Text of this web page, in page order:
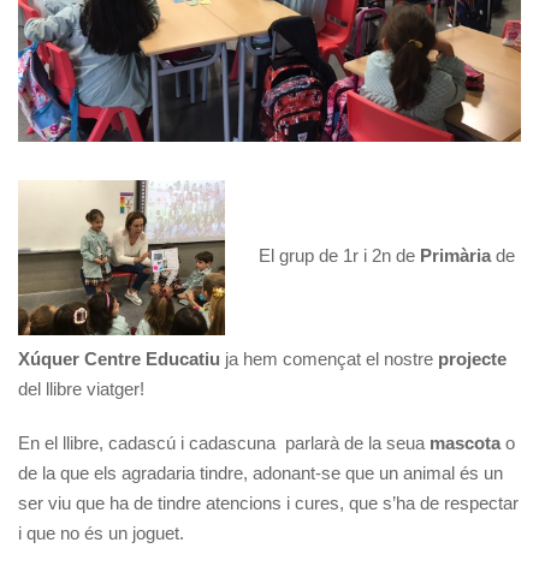
El grup de 1r i 2n de Primària de
Xúquer Centre Educatiu ja hem començat el nostre projecte
del llibre viatger!
En el llibre, cadascú i cadascuna parlarà de la seua mascota o
de la que els agradaria tindre, adonant-se que un animal és un
ser viu que ha de tindre atencions i cures, que s’ha de respectar
i que no és un joguet.